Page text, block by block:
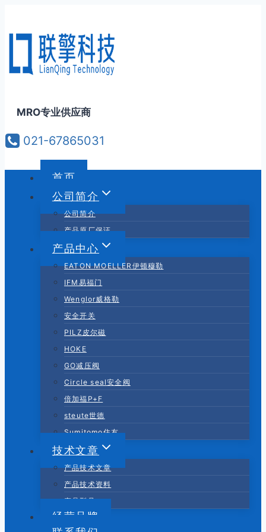
MRO专业供应商
021-67865031
首页
公司简介
公司简介
产品原厂保证
产品中心
EATON MOELLER伊顿穆勒
IFM易福门
Wenglor威格勒
安全开关
PILZ皮尔磁
HOKE
GO减压阀
Circle seal安全阀
倍加福P+F
steute世德
Sumitomo住友
技术文章
产品技术文章
产品技术资料
产品型号
经营品牌